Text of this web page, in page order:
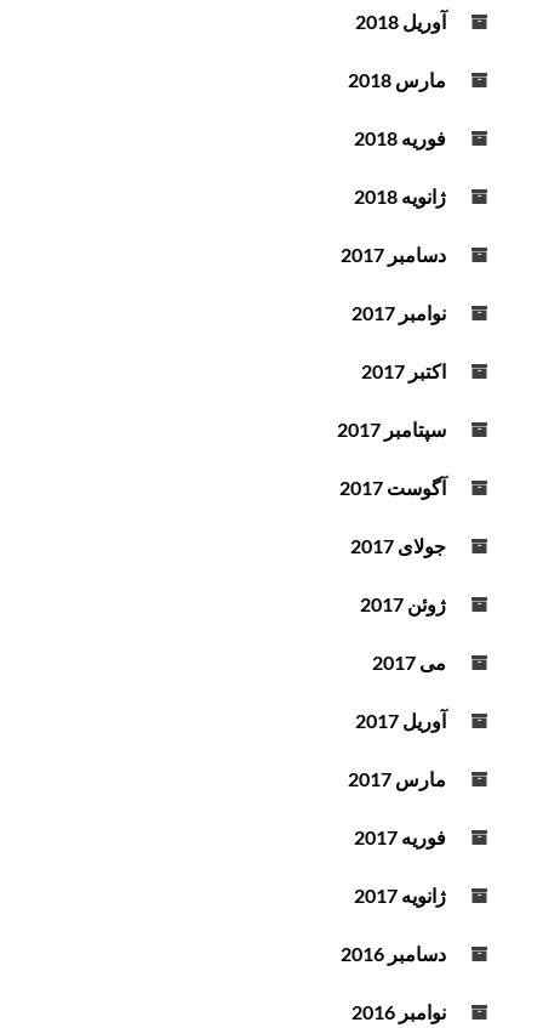
آوریل 2018
مارس 2018
فوریه 2018
ژانویه 2018
دسامبر 2017
نوامبر 2017
اکتبر 2017
سپتامبر 2017
آگوست 2017
جولای 2017
ژوئن 2017
می 2017
آوریل 2017
مارس 2017
فوریه 2017
ژانویه 2017
دسامبر 2016
نوامبر 2016